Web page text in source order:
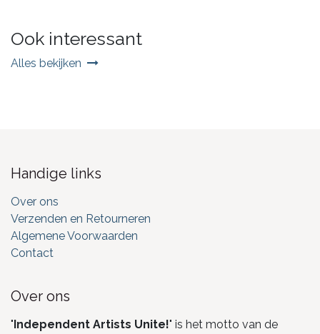
Ook interessant
Alles bekijken
Handige links
Over ons
Verzenden en Retourneren
Algemene Voorwaarden
Contact
Over ons
"Independent Artists Unite!" is het motto van de